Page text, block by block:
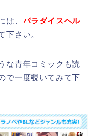
は、パラダイスヘル
下さい。
な青年コミックも読
で一度覗いてみて下